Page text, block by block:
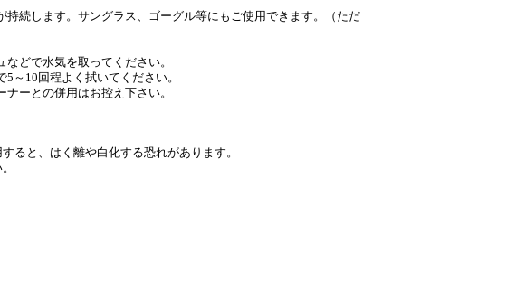
続します。サングラス、ゴーグル等にもご使用できます。（ただ
どで水気を取ってください。
～10回程よく拭いてください。
ーとの併用はお控え下さい。
ると、はく離や白化する恐れがあります。